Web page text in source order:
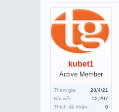
kubet1
Active Member
Tham gia:
28/4/21
Bài viết:
52,207
Thích đã nhận:
0